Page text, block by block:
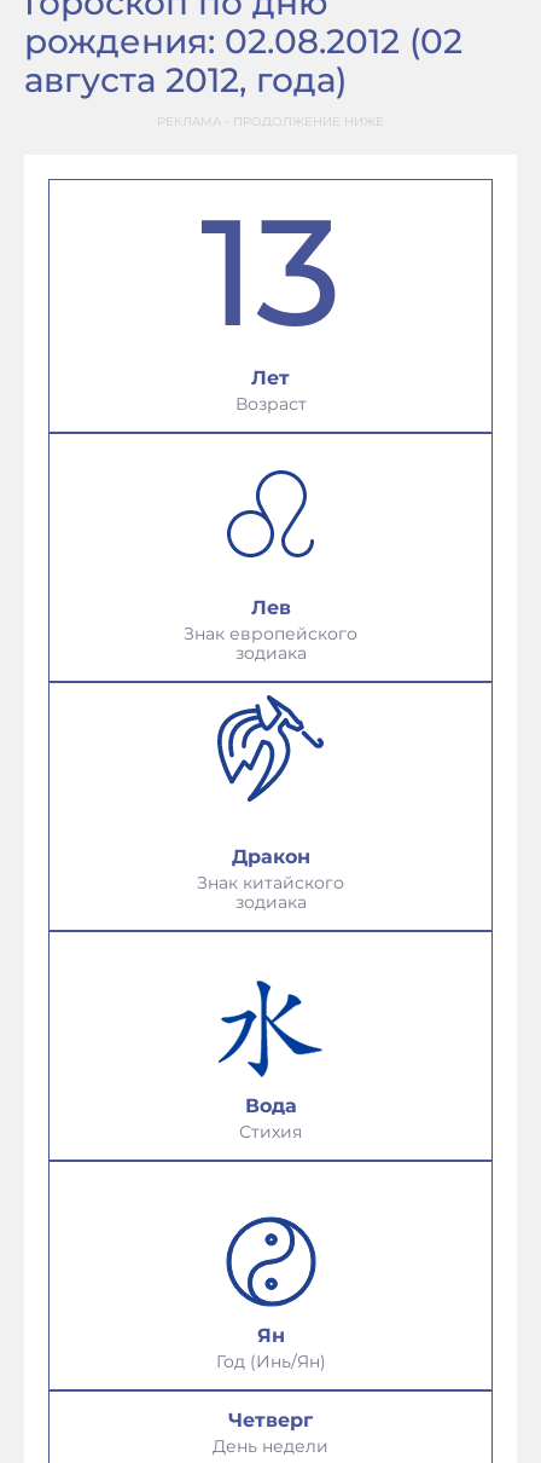
рождения: 02.08.2012 (02
августа 2012, года)
РЕКЛАМА - ПРОДОЛЖЕНИЕ НИЖЕ
13
Лет
Возраст
Лев
Знак европейского
зодиака
Дракон
Знак китайского
зодиака
Вода
Стихия
Ян
Год (Инь/Ян)
Четверг
День недели